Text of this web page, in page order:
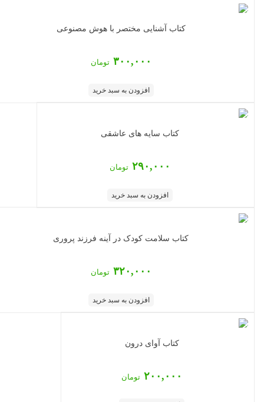
کتاب آشنایی مختصر با هوش مصنوعی
۳۰۰,۰۰۰ تومان
افزودن به سبد خرید
کتاب سایه های عاشقی
۲۹۰,۰۰۰ تومان
افزودن به سبد خرید
کتاب سلامت کودک در آینه فرزند پروری
۳۲۰,۰۰۰ تومان
افزودن به سبد خرید
کتاب آوای درون
۲۰۰,۰۰۰ تومان